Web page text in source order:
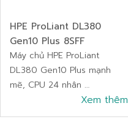
HPE ProLiant DL380
Gen10 Plus 8SFF
Máy chủ HPE ProLiant
DL380 Gen10 Plus mạnh
mẽ, CPU 24 nhân
RAM 64GB, lưu trữ
SSD+HDD, RAID, card mạng
Xem thêm